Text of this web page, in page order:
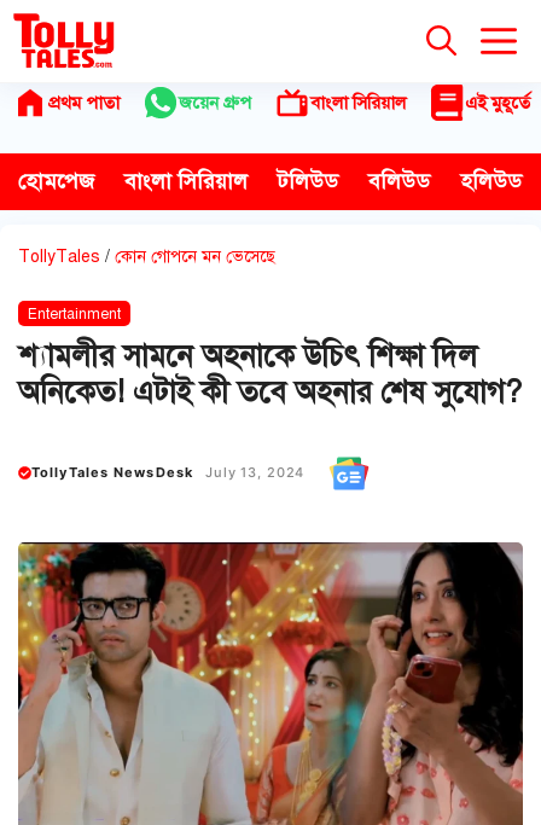
Skip
content
প্রথম পাতা জয়েন গ্রুপ বাংলা সিরিয়াল এই মুহূর্তে
হোমপেজ বাংলা সিরিয়াল টলিউড বলিউড হলিউড
TollyTales / কোন গোপনে মন ভেসেছে
Entertainment
শ্যামলীর সামনে অহনাকে উচিৎ শিক্ষা দিল
অনিকেত! এটাই কী তবে অহনার শেষ সুযোগ?
TollyTales NewsDesk July 13, 2024